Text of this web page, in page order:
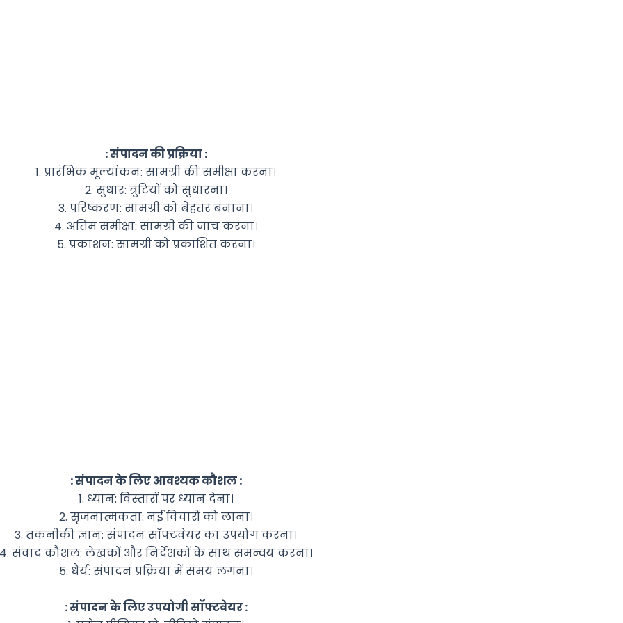
: संपादन की प्रक्रिया :
1. प्रारंभिक मूल्यांकन: सामग्री की समीक्षा करना।
2. सुधार: त्रुटियों को सुधारना।
3. परिष्करण: सामग्री को बेहतर बनाना।
4. अंतिम समीक्षा: सामग्री की जांच करना।
5. प्रकाशन: सामग्री को प्रकाशित करना।
: संपादन के लिए आवश्यक कौशल :
1. ध्यान: विस्तारों पर ध्यान देना।
2. सृजनात्मकता: नई विचारों को लाना।
3. तकनीकी ज्ञान: संपादन सॉफ्टवेयर का उपयोग करना।
संवाद कौशल: लेखकों और निर्देशकों के साथ समन्वय करना।
5. धैर्य: संपादन प्रक्रिया में समय लगना।
: संपादन के लिए उपयोगी सॉफ्टवेयर :